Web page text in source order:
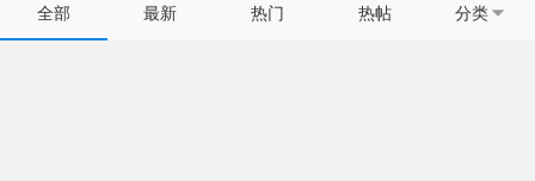
全部 最新 热门 热帖 分类